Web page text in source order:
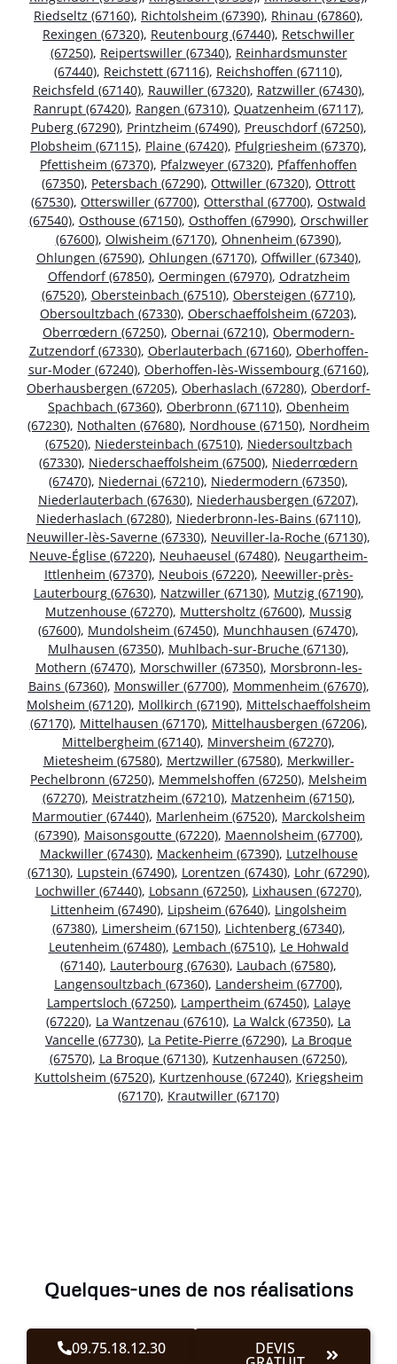
Riedseltz (67160), Richtolsheim (67390), Rhinau (67860),
Rexingen (67320), Reutenbourg (67440), Retschwiller
(67250), Reipertswiller (67340), Reinhardsmunster
(67440), Reichstett (67116), Reichshoffen (67110),
Reichsfeld (67140), Rauwiller (67320), Ratzwiller (67430),
Ranrupt (67420), Rangen (67310), Quatzenheim (67117),
Puberg (67290), Printzheim (67490), Preuschdorf (67250),
Plobsheim (67115), Plaine (67420), Pfulgriesheim (67370),
Pfettisheim (67370), Pfalzweyer (67320), Pfaffenhoffen
(67350), Petersbach (67290), Ottwiller (67320), Ottrott
(67530), Otterswiller (67700), Ottersthal (67700), Ostwald
(67540), Osthouse (67150), Osthoffen (67990), Orschwiller
(67600), Olwisheim (67170), Ohnenheim (67390),
Ohlungen (67590), Ohlungen (67170), Offwiller (67340),
Offendorf (67850), Oermingen (67970), Odratzheim
(67520), Obersteinbach (67510), Obersteigen (67710),
Obersoultzbach (67330), Oberschaeffolsheim (67203),
Oberrœdern (67250), Obernai (67210), Obermodern-
Zutzendorf (67330), Oberlauterbach (67160), Oberhoffen-
sur-Moder (67240), Oberhoffen-lès-Wissembourg (67160),
Oberhausbergen (67205), Oberhaslach (67280), Oberdorf-
Spachbach (67360), Oberbronn (67110), Obenheim
(67230), Nothalten (67680), Nordhouse (67150), Nordheim
(67520), Niedersteinbach (67510), Niedersoultzbach
(67330), Niederschaeffolsheim (67500), Niederrœdern
(67470), Niedernai (67210), Niedermodern (67350),
Niederlauterbach (67630), Niederhausbergen (67207),
Niederhaslach (67280), Niederbronn-les-Bains (67110),
Neuwiller-lès-Saverne (67330), Neuviller-la-Roche (67130),
Neuve-Église (67220), Neuhaeusel (67480), Neugartheim-
Ittlenheim (67370), Neubois (67220), Neewiller-près-
Lauterbourg (67630), Natzwiller (67130), Mutzig (67190),
Mutzenhouse (67270), Muttersholtz (67600), Mussig
(67600), Mundolsheim (67450), Munchhausen (67470),
Mulhausen (67350), Muhlbach-sur-Bruche (67130),
Mothern (67470), Morschwiller (67350), Morsbronn-les-
Bains (67360), Monswiller (67700), Mommenheim (67670),
Molsheim (67120), Mollkirch (67190), Mittelschaeffolsheim
(67170), Mittelhausen (67170), Mittelhausbergen (67206),
Mittelbergheim (67140), Minversheim (67270),
Mietesheim (67580), Mertzwiller (67580), Merkwiller-
Pechelbronn (67250), Memmelshoffen (67250), Melsheim
(67270), Meistratzheim (67210), Matzenheim (67150),
Marmoutier (67440), Marlenheim (67520), Marckolsheim
(67390), Maisonsgoutte (67220), Maennolsheim (67700),
Mackwiller (67430), Mackenheim (67390), Lutzelhouse
(67130), Lupstein (67490), Lorentzen (67430), Lohr (67290),
Lochwiller (67440), Lobsann (67250), Lixhausen (67270),
Littenheim (67490), Lipsheim (67640), Lingolsheim
(67380), Limersheim (67150), Lichtenberg (67340),
Leutenheim (67480), Lembach (67510), Le Hohwald
(67140), Lauterbourg (67630), Laubach (67580),
Langensoultzbach (67360), Landersheim (67700),
Lampertsloch (67250), Lampertheim (67450), Lalaye
(67220), La Wantzenau (67610), La Walck (67350), La
Vancelle (67730), La Petite-Pierre (67290), La Broque
(67570), La Broque (67130), Kutzenhausen (67250),
Kuttolsheim (67520), Kurtzenhouse (67240), Kriegsheim
(67170), Krautwiller (67170)
Quelques-unes de nos réalisations
09.75.18.12.30 DEVIS